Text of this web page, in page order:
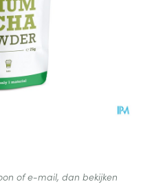
of e-mail, dan bekijken